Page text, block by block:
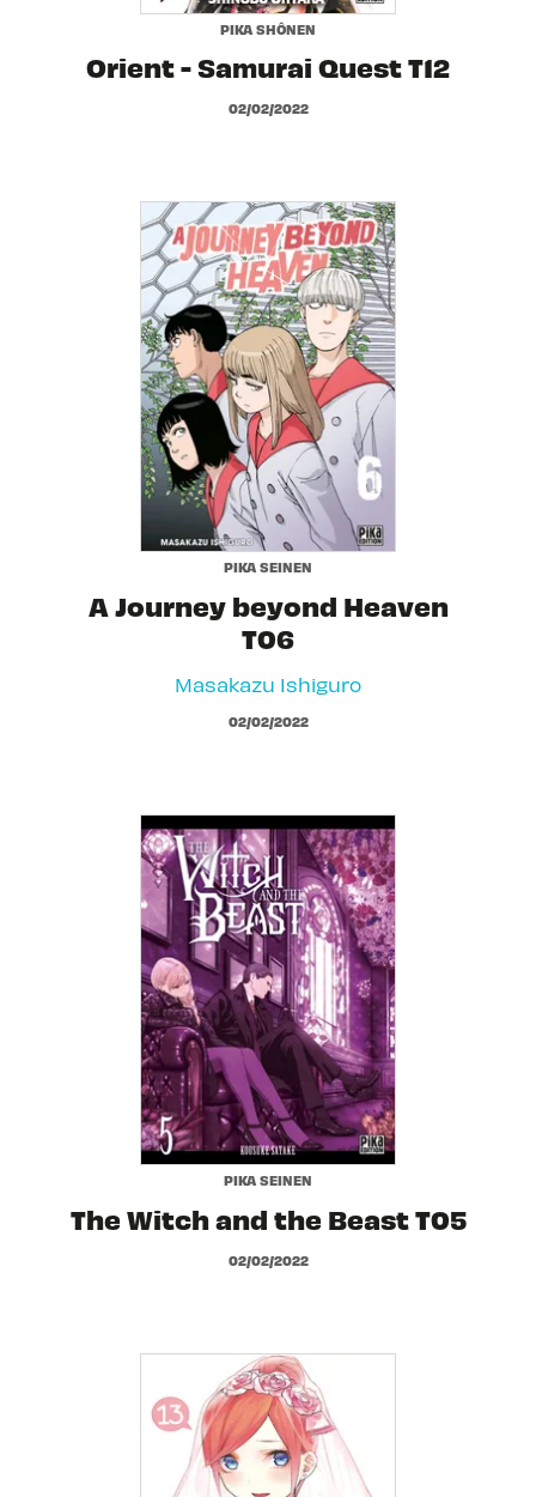
PIKA SHÔNEN
Orient - Samurai Quest T12
02/02/2022
PIKA SEINEN
A Journey beyond Heaven
T06
Masakazu Ishiguro
02/02/2022
PIKA SEINEN
The Witch and the Beast T05
02/02/2022